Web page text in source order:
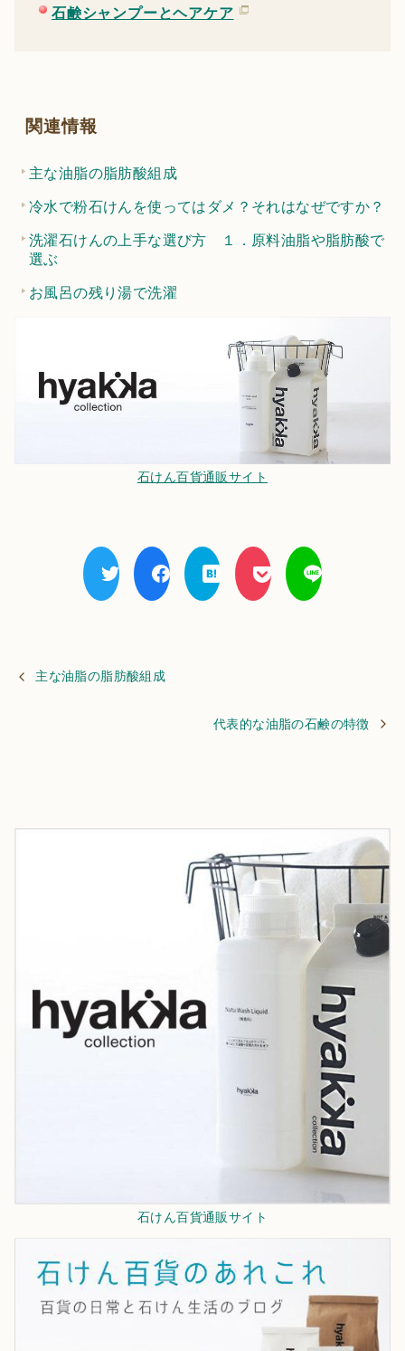
石鹸シャンプーとヘアケア
関連情報
主な油脂の脂肪酸組成
冷水で粉石けんを使ってはダメ？それはなぜですか？
洗濯石けんの上手な選び方 １．原料油脂や脂肪酸で
選ぶ
お風呂の残り湯で洗濯
石けん百貨通販サイト
主な油脂の脂肪酸組成
代表的な油脂の石鹸の特徴
石けん百貨通販サイト